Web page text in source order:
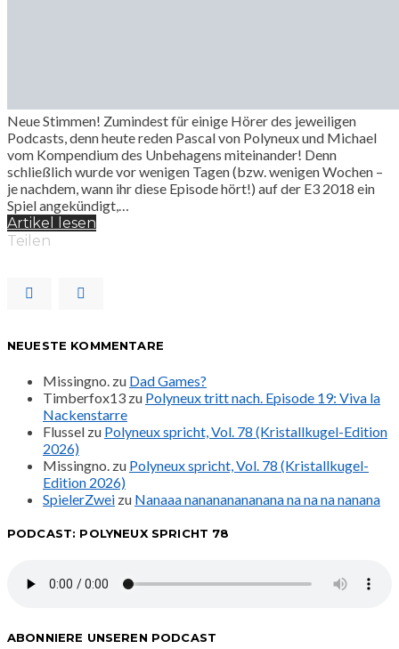
Neue Stimmen! Zumindest für einige Hörer des jeweiligen
Podcasts, denn heute reden Pascal von Polyneux und Michael
vom Kompendium des Unbehagens miteinander! Denn
schließlich wurde vor wenigen Tagen (bzw. wenigen Wochen –
je nachdem, wann ihr diese Episode hört!) auf der E3 2018 ein
Spiel angekündigt,…
Artikel lesen
Teilen
NEUESTE KOMMENTARE
Missingno. zu Dad Games?
Timberfox13 zu Polyneux tritt nach. Episode 19: Viva la
Nackenstarre
Flussel zu Polyneux spricht, Vol. 78 (Kristallkugel-Edition
2026)
Missingno. zu Polyneux spricht, Vol. 78 (Kristallkugel-
Edition 2026)
SpielerZwei zu Nanaaa nanananananana na na na nanana
PODCAST: POLYNEUX SPRICHT 78
ABONNIERE UNSEREN PODCAST